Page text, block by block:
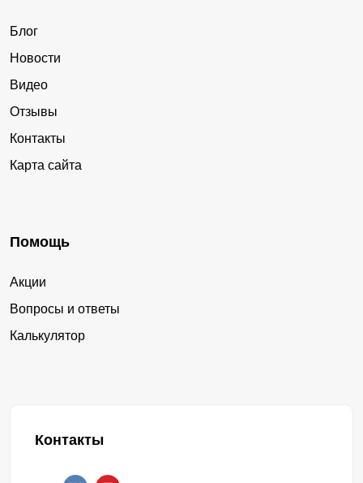
Блог
Новости
Видео
Отзывы
Контакты
Карта сайта
Помощь
Акции
Вопросы и ответы
Калькулятор
Контакты